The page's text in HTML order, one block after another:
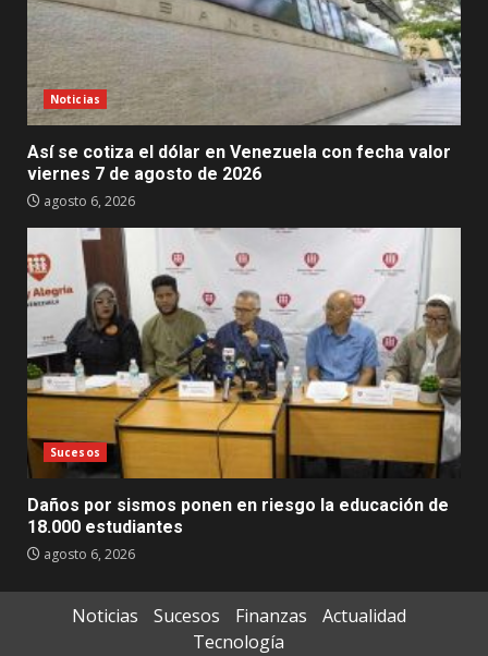
Noticias
Así se cotiza el dólar en Venezuela con fecha valor
viernes 7 de agosto de 2026
agosto 6, 2026
Sucesos
Daños por sismos ponen en riesgo la educación de
18.000 estudiantes
agosto 6, 2026
Noticias Sucesos Finanzas
Actualidad
Tecnología